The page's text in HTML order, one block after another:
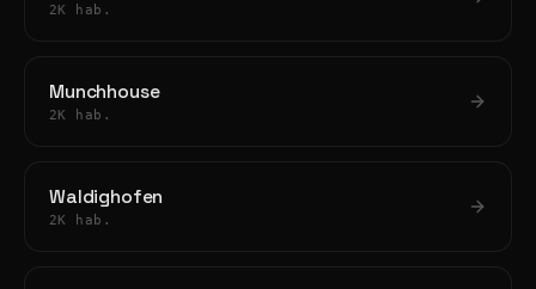
2K hab.
Munchhouse
2K hab.
Waldighofen
2K hab.